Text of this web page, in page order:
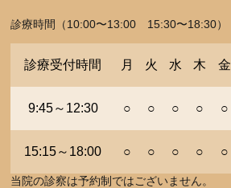
診療時間（10:00〜13:00 15:30〜18:30）
診療受付時間 月 火 水 木 金
9:45～12:30 ○ ○ ○ ○ ○
15:15～18:00 ○ ○ ○ ○ ○
当院の診察は予約制ではございません。